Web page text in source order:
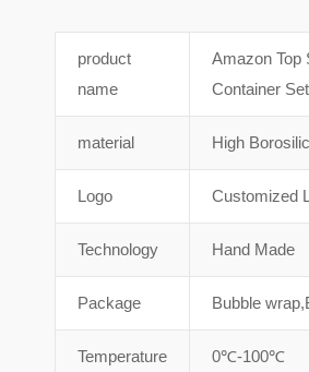
product
name
Amazon Top
Container
material High
Logo Customized
Technology Hand Made
Package Bubble
Temperature
0℃-100℃